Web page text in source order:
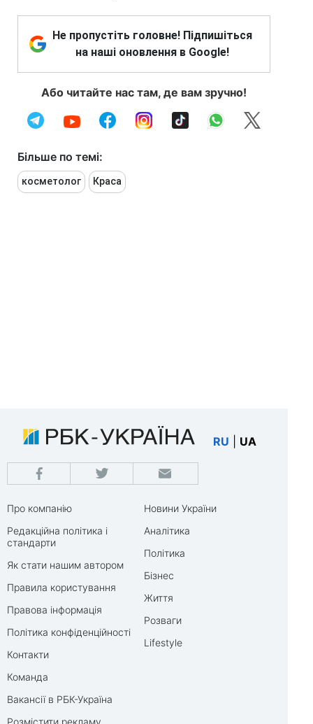
Не пропустіть головне! Підпишіться
на наші оновлення в Google!
Або читайте нас там, де вам зручно!
Більше по темі:
косметолог Краса
RU UA
Про компанію
Редакційна політика і
стандарти
Як стати нашим автором
Правила користування
Правова інформація
Політика конфіденційності
Контакти
Команда
Вакансії в РБК-Україна
Розмістити рекламу
Новини України
Аналітика
Політика
Бізнес
Життя
Розваги
Lifestyle